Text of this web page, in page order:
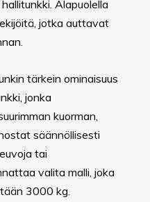
Alapuolella
jotka auttavat
tärkein ominaisuus
jonka
kuorman,
säännöllisesti
tai
valita malli, joka
3000 kg.